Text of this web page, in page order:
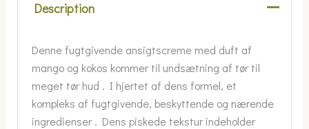
Description
Denne fugtgivende ansigtscreme med duft af
mango og kokos kommer til undsætning af tør til
meget tør hud . I hjertet af dens formel, et
kompleks af fugtgivende, beskyttende og nærende
ingredienser . Dens piskede tekstur indeholder